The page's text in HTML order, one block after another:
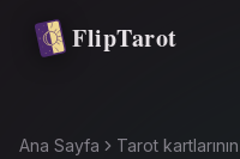
Ana içeriğe atla
FlipTarot
Ana Sayfa Tarot